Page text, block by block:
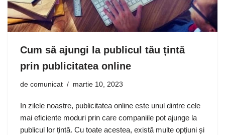
Cum să ajungi la publicul tău țintă
prin publicitatea online
de comunicat martie 10, 2023
In zilele noastre, publicitatea online este unul dintre cele
mai eficiente moduri prin care companiile pot ajunge la
publicul lor țintă. Cu toate acestea, există multe opțiuni și